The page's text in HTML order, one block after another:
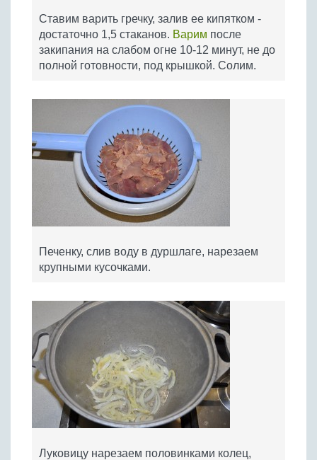
Ставим варить гречку, залив ее кипятком -
достаточно 1,5 стаканов. Варим после
закипания на слабом огне 10-12 минут, не до
полной готовности, под крышкой. Солим.
Печенку, слив воду в дуршлаге, нарезаем
крупными кусочками.
Луковицу нарезаем половинками колец,